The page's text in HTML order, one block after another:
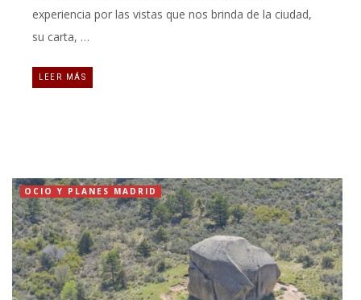
experiencia por las vistas que nos brinda de la ciudad,
su carta, …
LEER MÁS
OCIO Y PLANES MADRID